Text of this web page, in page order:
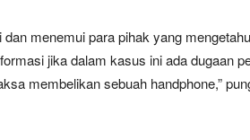
dan menemui para pihak yang
jika dalam kasus ini ada dugaan
membelikan sebuah handphone,”